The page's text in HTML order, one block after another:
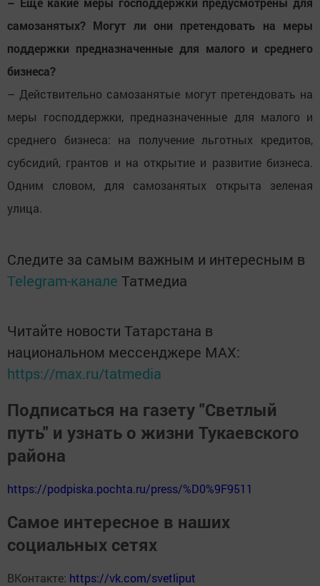
самозанятых? Могут ли они претендовать на меры
поддержки предназначенные для малого и среднего
бизнеса?
– Действительно самозанятые могут претендовать на
меры господдержки, предназначенные для малого и
среднего бизнеса: на получение льготных кредитов,
субсидий, грантов и на открытие и развитие бизнеса.
Одним словом, для самозанятых открыта зеленая
улица.
Следите за самым важным и интересным в
Telegram-канале Татмедиа
Читайте новости Татарстана в
национальном мессенджере MАХ:
https://max.ru/tatmedia
Подписаться на газету "Светлый
путь" и узнать о жизни Тукаевского
района
https://podpiska.pochta.ru/press/%D0%9F9511
Самое интересное в наших
социальных сетях
ВКонтакте: https://vk.com/svetliput